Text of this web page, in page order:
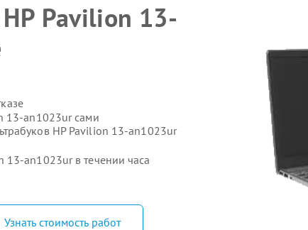
HP Pavilion 13-
13-an1023ur сами
HP Pavilion 13-an1023ur
13-an1023ur в течении часа
Узнать стоимость работ